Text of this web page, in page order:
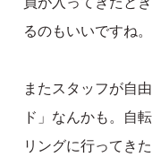
るのもいいですね。
またスタッフが自
ド」なんかも。自
リングに行ってき